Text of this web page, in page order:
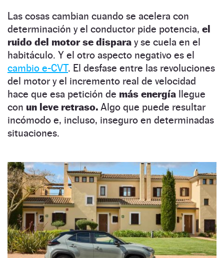
Las cosas cambian cuando se acelera con
determinación y el conductor pide potencia, el
ruido del motor se dispara y se cuela en el
habitáculo. Y el otro aspecto negativo es el
cambio e-CVT. El desfase entre las revoluciones
del motor y el incremento real de velocidad
hace que esa petición de más energía llegue
con un leve retraso. Algo que puede resultar
incómodo e, incluso, inseguro en determinadas
situaciones.